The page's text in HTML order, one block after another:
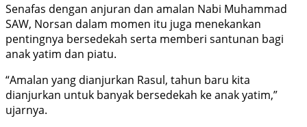
Senafas dengan anjuran dan amalan Nabi Muhammad
SAW, Norsan dalam momen itu juga menekankan
pentingnya bersedekah serta memberi santunan bagi
anak yatim dan piatu.
“Amalan yang dianjurkan Rasul, tahun baru kita
dianjurkan untuk banyak bersedekah ke anak yatim,”
ujarnya.